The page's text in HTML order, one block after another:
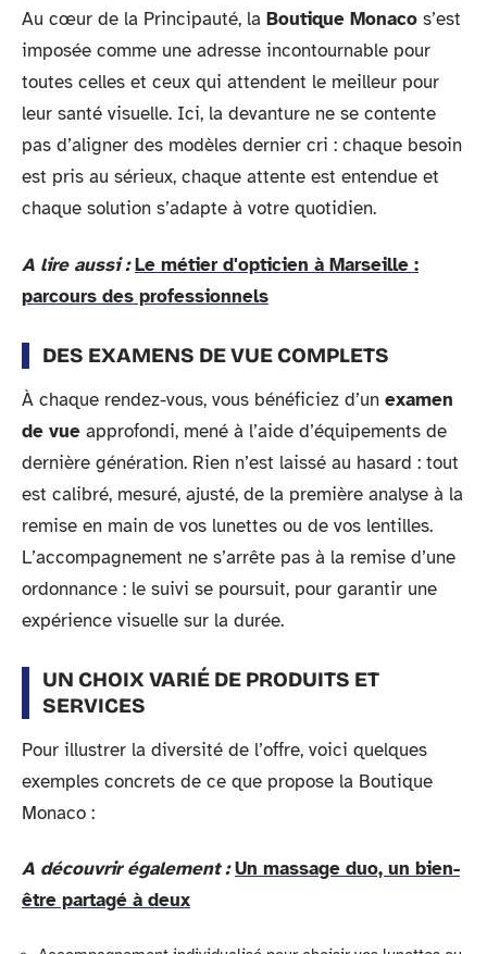
Au cœur de la Principauté, la Boutique Monaco s’est
imposée comme une adresse incontournable pour
toutes celles et ceux qui attendent le meilleur pour
leur santé visuelle. Ici, la devanture ne se contente
pas d’aligner des modèles dernier cri : chaque besoin
est pris au sérieux, chaque attente est entendue et
chaque solution s’adapte à votre quotidien.
A lire aussi : Le métier d'opticien à Marseille :
parcours des professionnels
DES EXAMENS DE VUE COMPLETS
À chaque rendez-vous, vous bénéficiez d’un examen
de vue approfondi, mené à l’aide d’équipements de
dernière génération. Rien n’est laissé au hasard : tout
est calibré, mesuré, ajusté, de la première analyse à la
remise en main de vos lunettes ou de vos lentilles.
L’accompagnement ne s’arrête pas à la remise d’une
ordonnance : le suivi se poursuit, pour garantir une
expérience visuelle sur la durée.
UN CHOIX VARIÉ DE PRODUITS ET
SERVICES
Pour illustrer la diversité de l’offre, voici quelques
exemples concrets de ce que propose la Boutique
Monaco :
A découvrir également : Un massage duo, un bien-
être partagé à deux